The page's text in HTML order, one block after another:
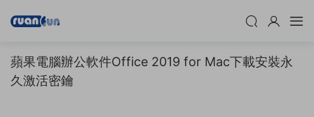
蘋果電腦辦公軟件Office 2019 for Mac下載安裝永
久激活密鑰